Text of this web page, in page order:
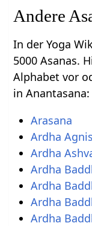
Andere
In der Yoga
5000 Asanas.
Alphabet vor
in Anantasana:
Arasana
Ardha
Ardha
Ardha
Ardha
Ardha
Ardha